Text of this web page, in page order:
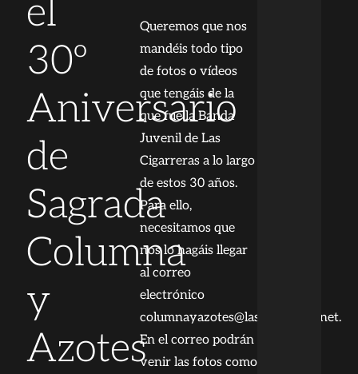
el
30º
Aniversario
de
Sagrada
Columna
y
Azotes
Queremos que nos
mandéis todo tipo
de fotos o vídeos
que tengáis de la
que fue la Banda
Juvenil de Las
Cigarreras a lo largo
de estos 30 años.
Para ello,
necesitamos que
nos lo hagáis llegar
al correo
electrónico
columnayazotes@lascigarreras.net.
En el correo podrán
venir las fotos como